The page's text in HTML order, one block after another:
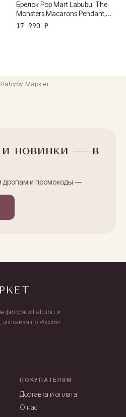
Брелок Pop Mart Labubu: The
Monsters Macarons Pendant,
Редкий цвет
17 990 ₽
Маркет
новинки — в
дропам и промокоды —
фигурки Labubu и
по России.
ПОКУПАТЕЛЯМ
Доставка и оплата
О нас